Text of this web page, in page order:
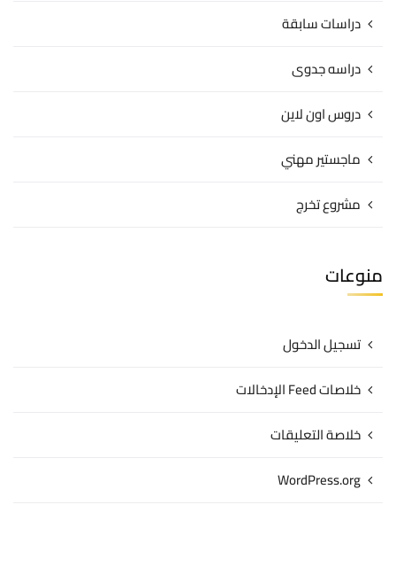
دراسات سابقة
دراسه جدوى
دروس اون لاين
ماجستير مهني
مشروع تخرج
منوعات
تسجيل الدخول
خلاصات Feed الإدخالات
خلاصة التعليقات
WordPress.org